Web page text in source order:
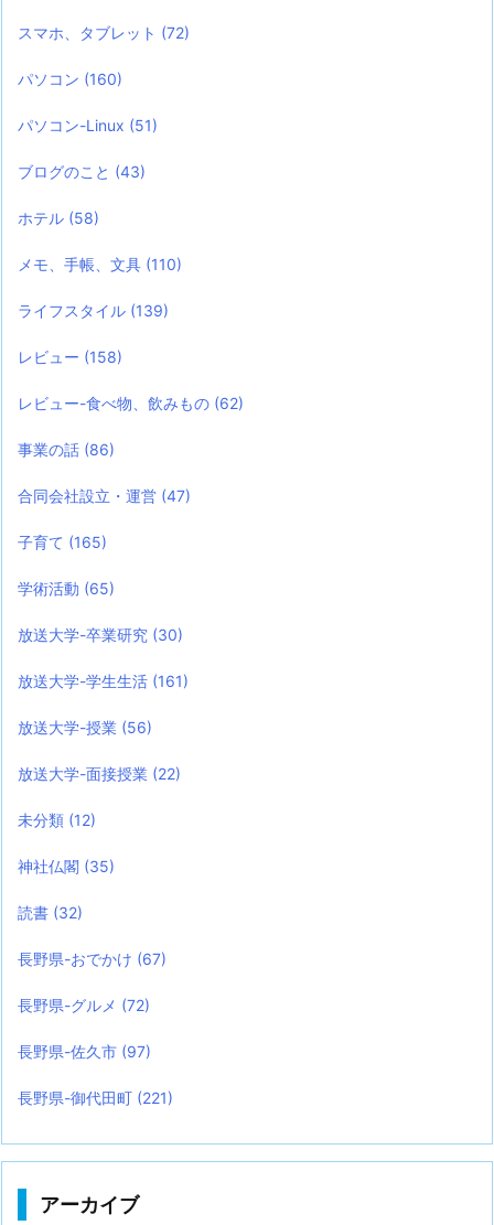
スマホ、タブレット (72)
パソコン (160)
パソコン-Linux (51)
ブログのこと (43)
ホテル (58)
メモ、手帳、文具 (110)
ライフスタイル (139)
レビュー (158)
レビュー-食べ物、飲みもの (62)
事業の話 (86)
合同会社設立・運営 (47)
子育て (165)
学術活動 (65)
放送大学-卒業研究 (30)
放送大学-学生生活 (161)
放送大学-授業 (56)
放送大学-面接授業 (22)
未分類 (12)
神社仏閣 (35)
読書 (32)
長野県-おでかけ (67)
長野県-グルメ (72)
長野県-佐久市 (97)
長野県-御代田町 (221)
アーカイブ